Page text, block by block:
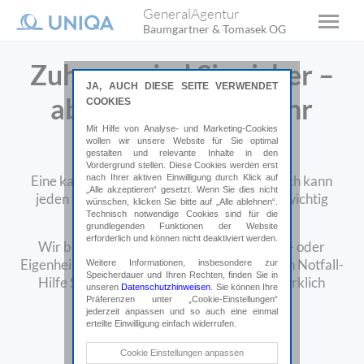
GeneralAgentur
Baumgartner & Tomasek OG
Zuhause sind Sie sicher –
aber wie sicher ist Ihr
zuhause?
Eine kaputte Wasserleitung oder ein Einbruch kann
jeden von uns treffen. Dann zeigt sich, wie wichtig
rasche und kompetente Hilfe ist.
Wir beraten Sie, warum Sie eine Haushalts- oder
Eigenheimversicherung brauchen, ob eine 24h Notfall-
Hilfe Sinn macht und welche Deckungen wirklich
wichtig sind.
Online abschließen*
JA, AUCH DIESE SEITE VERWENDET
COOKIES
Mit Hilfe von Analyse- und Marketing-Cookies
wollen wir unsere Website für Sie optimal
gestalten und relevante Inhalte in den
Vordergrund stellen. Diese Cookies werden erst
nach Ihrer aktiven Einwilligung durch Klick auf
„Alle akzeptieren“ gesetzt. Wenn Sie dies nicht
wünschen, klicken Sie bitte auf „Alle ablehnen“.
Technisch notwendige Cookies sind für die
grundlegenden Funktionen der Website
erforderlich und können nicht deaktiviert werden.
Weitere Informationen, insbesondere zur
Speicherdauer und Ihren Rechten, finden Sie in
unserenDatenschutzhinweisen . Sie können Ihre
Präferenzen unter „Cookie-Einstellungen“
jederzeit anpassen und so auch eine einmal
erteilte Einwilligung einfach widerrufen.
Technische Cookies
Cookie Einstellungen anpassen